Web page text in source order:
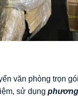
văn phòng trọn
sử dụng